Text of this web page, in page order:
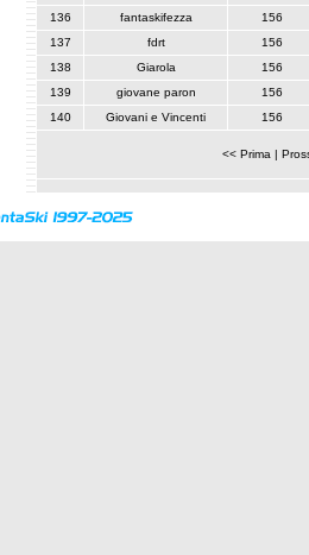
136 fantaskifezza
156
137
fdrt
156
138
Giarola
156
139
giovane paron
156
140
Giovani e Vincenti 156
<< Prima |